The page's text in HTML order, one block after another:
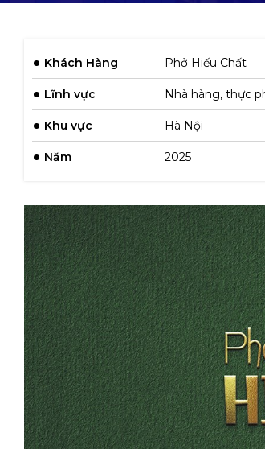
Khách Hàng Phở Hiếu Chất
Lĩnh vực Nhà hàng, thực
Khu vực Hà Nội
Năm 2025